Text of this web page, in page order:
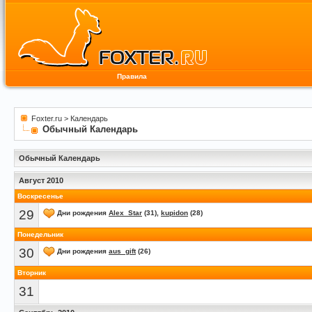
Правила
Foxter.ru > Календарь
Обычный Календарь
Обычный Календарь
Август 2010
Воскресенье
29 Дни рождения Alex_Star (31), kupidon (28)
Понедельник
30 Дни рождения aus_gift(26)
Вторник
31